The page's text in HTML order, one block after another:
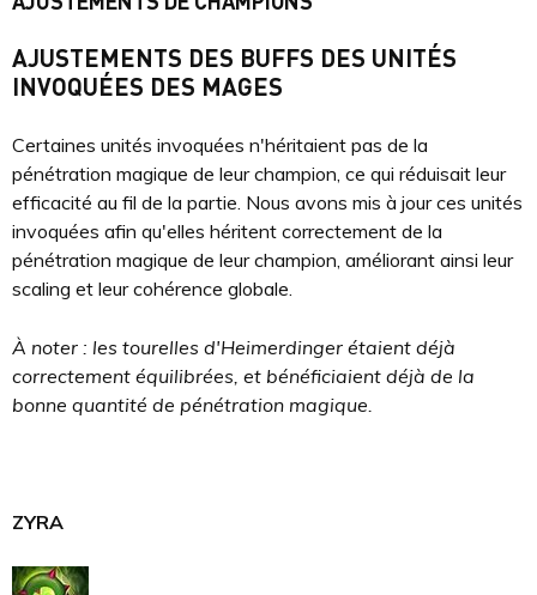
AJUSTEMENTS DES BUFFS DES UNITÉS
INVOQUÉES DES MAGES
Certaines unités invoquées n'héritaient pas de la
pénétration magique de leur champion, ce qui réduisait leur
efficacité au fil de la partie. Nous avons mis à jour ces unités
invoquées afin qu'elles héritent correctement de la
pénétration magique de leur champion, améliorant ainsi leur
scaling et leur cohérence globale.
À noter : les tourelles d'Heimerdinger étaient déjà
correctement équilibrées, et bénéficiaient déjà de la
bonne quantité de pénétration magique.
ZYRA